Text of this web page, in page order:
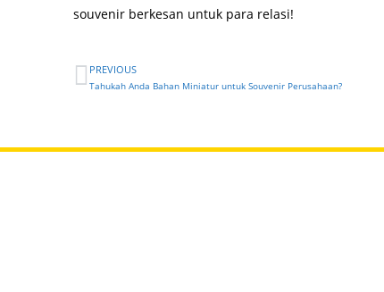
souvenir berkesan untuk para relasi!
PREVIOUS
Tahukah Anda Bahan Miniatur untuk Souvenir Perusahaan?